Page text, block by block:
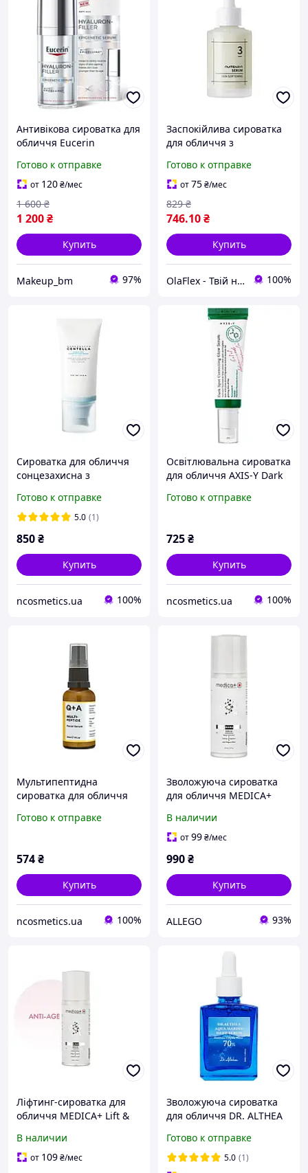
Антивікова сироватка для
обличчя Eucerin
типів шкіри 30 мл
(4005800342578)
Готово к отправке
от 120₴/мес
1 200₴
1 600 ₴
Купить
Makeup_bm 97%
Заспокійлива сироватка
для обличчя з
Numbuzin Skin Softening
Serum, 50 мл
Готово к отправке
от75₴/мес
746.10₴
829 ₴
Купить
OlaFlex - Твій надійний партнер в світі краси! 100%
Сироватка для обличчя
сонцезахисна з
та екстрактом азіатської
центелли SKIN1004
Готово к отправке
5.0 (1)
850₴
Купить
ncosmetics.ua 100%
Освітлювальна сироватка
для обличчя AXIS-Y Dark
Serum, 50 ml
Готово к отправке
725₴
Купить
ncosmetics.ua 100%
Мультипептидна
сироватка для обличчя
30 мл
Готово к отправке
574₴
Купить
ncosmetics.ua 100%
Зволожуюча сироватка
для обличчя MEDICA+
В наличии
от99₴/мес
990₴
Купить
ALLEGO 93%
Ліфтинг-сироватка для
обличчя MEDICA+ Lift &
В наличии
от 109₴/мес
Зволожуюча сироватка
для обличчя DR. ALTHEA
30 мл
Готово к отправке
5.0 (1)